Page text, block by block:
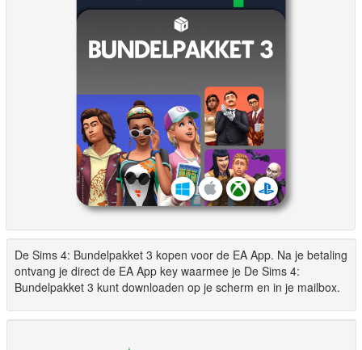
De Sims 4: Bundelpakket 3 kopen voor de EA App. Na je betaling
ontvang je direct de EA App key waarmee je De Sims 4:
Bundelpakket 3 kunt downloaden op je scherm en in je mailbox.